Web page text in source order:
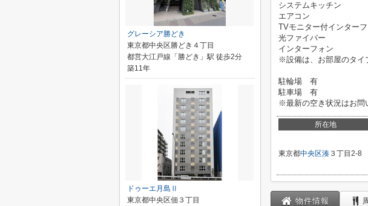
システムキッチン
エアコン
TVモニター付インター
光ファイバー
インターフォン
※設備は、お部屋のタイ
駐輪場 有
駐車場 有
※最新の空き状況はお問
所在地
東京都中央区湊 ３丁目2-8
物件情報
グレーシア勝どき
東京都中央区勝どき４丁目
都営大江戸線「勝どき」駅 徒歩2分
築11年
ドゥーエ月島Ⅱ
東京都中央区佃３丁目